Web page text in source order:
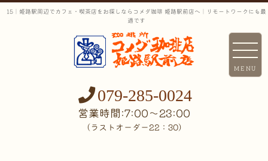
15｜姫路駅周辺でカフェ・喫茶店をお探しならコメダ珈琲 姫路駅前店へ｜リモートワークにも最
適です
079-285-0024
営業時間:7:00〜23:00
（ラストオーダー22：30）
MENU